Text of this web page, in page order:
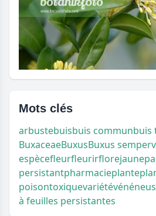
Mots clés
arbustebuisbuis communbuis
BuxaceaeBuxusBuxus
espècefleurfleurirflorejaune
persistantpharmacieplante
poisontoxiquevariété
à feuilles persistantes